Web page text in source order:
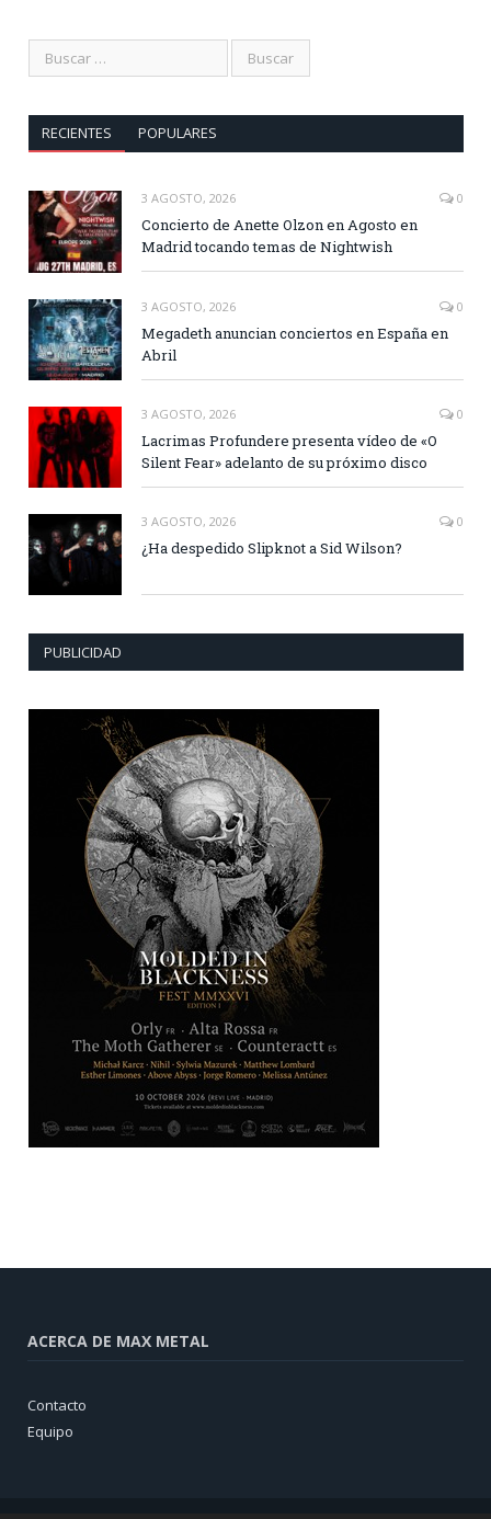
RECIENTES POPULARES
3 AGOSTO, 2026 0
Concierto de Anette Olzon en Agosto en
Madrid tocando temas de Nightwish
3 AGOSTO, 2026 0
Megadeth anuncian conciertos en España en
Abril
3 AGOSTO, 2026 0
Lacrimas Profundere presenta vídeo de «O
Silent Fear» adelanto de su próximo disco
3 AGOSTO, 2026 0
¿Ha despedido Slipknot a Sid Wilson?
PUBLICIDAD
ACERCA DE MAX METAL
Contacto
Equipo